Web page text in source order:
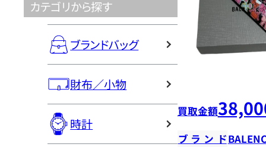
カテゴリから探す
ブランドバッグ
財布／小物
時計
買取金額
ブランド